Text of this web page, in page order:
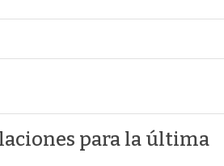
para la última